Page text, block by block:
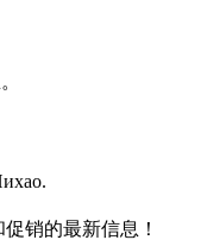
销的最新信息！